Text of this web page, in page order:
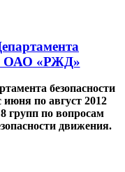
ОАО «РЖД»
безопасности
по август 2012
групп по вопросам
движения.